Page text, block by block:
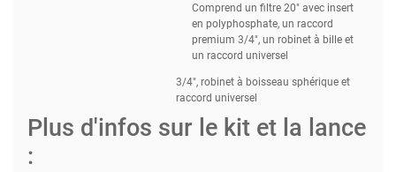
Comprend un filtre 20" avec insert
en polyphosphate, un raccord
premium 3/4", un robinet à bille et
un raccord universel
3/4", robinet à boisseau sphérique et
raccord universel
Plus d'infos sur le kit et la lance
: